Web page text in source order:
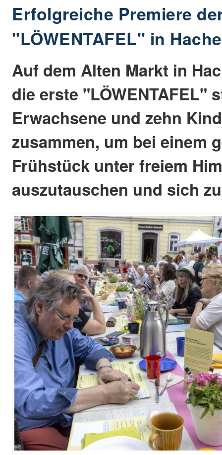
Erfolgreiche Premiere
"LÖWENTAFEL" in
Auf dem Alten Markt in
die erste "LÖWENTAFEL"
Erwachsene und zehn
zusammen, um bei einem
Frühstück unter freiem
auszutauschen und sich